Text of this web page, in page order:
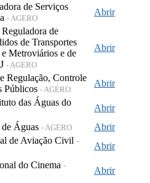
de Serviços
- AGERO
Abrir
de
de Transportes
Metroviários e de
- AGERO
Abrir
Regulação, Controle
Públicos - AGERO
Abrir
das Águas do
Abrir
Águas - AGERO
Abrir
de Aviação Civil -
Abrir
do Cinema -
Abrir